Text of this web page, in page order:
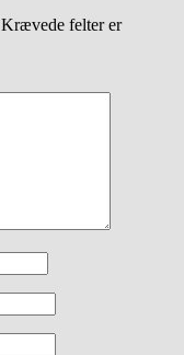
Krævede felter er